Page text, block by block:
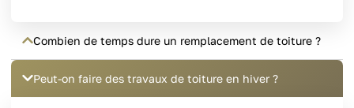
Combien de temps dure un remplacement de toiture ?
Peut-on faire des travaux de toiture en hiver ?